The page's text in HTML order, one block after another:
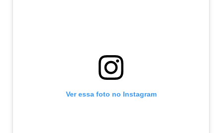
Ver essa foto no Instagram